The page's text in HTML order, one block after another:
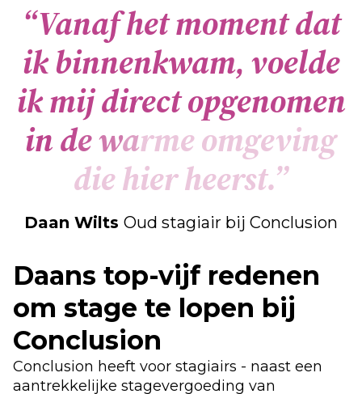
“Vanafhetmomentdat
ikbinnenkwam, voelde
ikmijdirectopgenomen
indewarmeomgeving
diehierheerst.”
Daan Wilts Oud stagiair bij Conclusion
Daans top-vijf redenen
om stage te lopen bij
Conclusion
Conclusion heeft voor stagiairs - naast een
aantrekkelijke stagevergoeding van